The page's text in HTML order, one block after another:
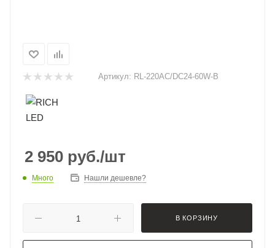
Артикул: RL-220AC/DC24-60W-B
2 950 руб./шт
Много Нашли дешевле?
В КОРЗИНУ